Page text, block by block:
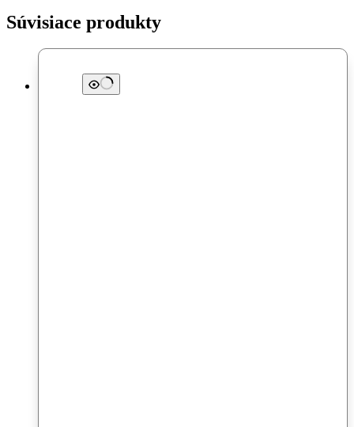
Súvisiace produkty